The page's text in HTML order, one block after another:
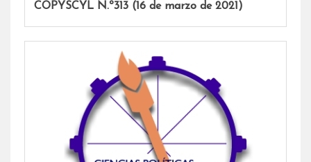
COPYSCYL N.º313 (16 de marzo de 2021)